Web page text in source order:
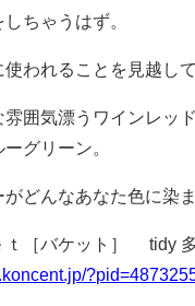
ちゃうはず。
われることを見越し
雰囲気漂うワインレッ
グリーン。
がどんなあなた色に染
ｔ［バケット］ tidy